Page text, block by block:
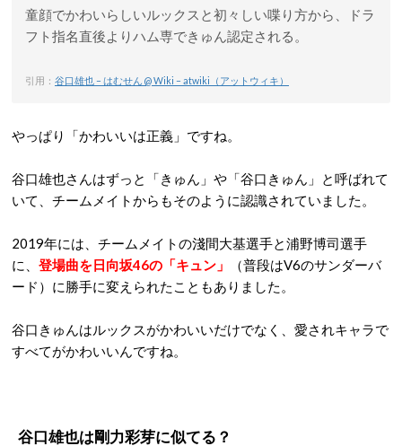
童顔でかわいらしいルックスと初々しい喋り方から、ドラ
フト指名直後よりハム専できゅん認定される。
引用： 谷口雄也 – はむせん @ Wiki – atwiki（アットウィキ）
やっぱり「かわいいは正義」ですね。
谷口雄也さんはずっと「きゅん」や「谷口きゅん」と呼ばれて
いて、チームメイトからもそのように認識されていました。
2019年には、チームメイトの淺間大基選手と浦野博司選手
に、 登場曲を日向坂46の「キュン」
（普段はV6のサンダーバ
ード）に勝手に変えられたこともありました。
谷口きゅんはルックスがかわいいだけでなく、愛されキャラで
すべてがかわいいんですね。
谷口雄也は剛力彩芽に似てる？